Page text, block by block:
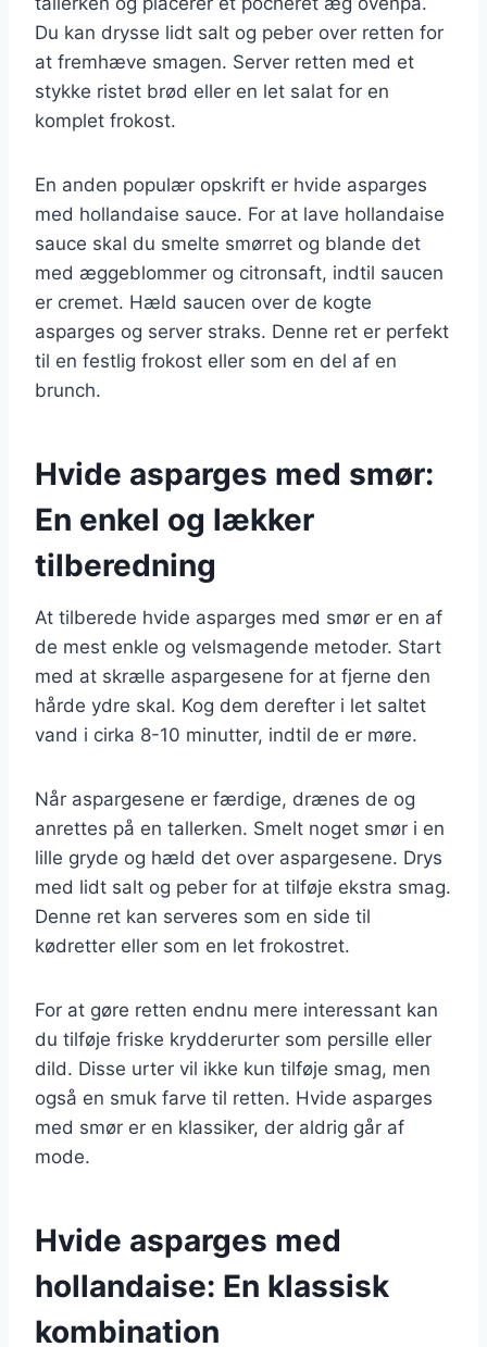
Du kan drysse lidt salt og peber over retten for
at fremhæve smagen. Server retten med et
stykke ristet brød eller en let salat for en
komplet frokost.
En anden populær opskrift er hvide asparges
med hollandaise sauce. For at lave hollandaise
sauce skal du smelte smørret og blande det
med æggeblommer og citronsaft, indtil saucen
er cremet. Hæld saucen over de kogte
asparges og server straks. Denne ret er perfekt
til en festlig frokost eller som en del af en
brunch.
Hvide asparges med smør:
En enkel og lækker
tilberedning
At tilberede hvide asparges med smør er en af
de mest enkle og velsmagende metoder. Start
med at skrælle aspargesene for at fjerne den
hårde ydre skal. Kog dem derefter i let saltet
vand i cirka 8-10 minutter, indtil de er møre.
Når aspargesene er færdige, drænes de og
anrettes på en tallerken. Smelt noget smør i en
lille gryde og hæld det over aspargesene. Drys
med lidt salt og peber for at tilføje ekstra smag.
Denne ret kan serveres som en side til
kødretter eller som en let frokostret.
For at gøre retten endnu mere interessant kan
du tilføje friske krydderurter som persille eller
dild. Disse urter vil ikke kun tilføje smag, men
også en smuk farve til retten. Hvide asparges
med smør er en klassiker, der aldrig går af
mode.
Hvide asparges med
hollandaise: En klassisk
kombination